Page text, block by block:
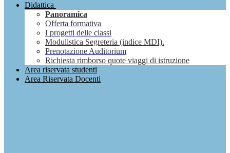
Didattica
Panoramica
Offerta formativa
I progetti delle classi
Modulistica Segreteria (indice MDI).
Prenotazione Auditorium
Richiesta rimborso quote viaggi di istruzione
Area riservata studenti
Area Riservata Docenti